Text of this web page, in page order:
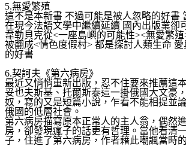
5.無愛繁殖
這不是本新書 不過可能是被人忽略的好書
在現今法語文學中繼續延續 國內出版業卻
韋勒貝克從<一座島嶼的可能性><無愛繁
被翻成<情色度假村> 都是探討人類生命
的好書
6.契訶夫《第六病房》
最近又悄悄重新出版，忍不住要來推薦這
妥也夫斯基、托爾斯泰這一掛俄國大文豪
奴，寫的又是短篇小說，乍看不能相提並
俄國的低層社會。
第六病房描寫原本正常人的主人翁，偶然
房，卻發現瘋子的話更有哲理。當他看清
子，住進了第六病房，作者藉此嘲諷當時